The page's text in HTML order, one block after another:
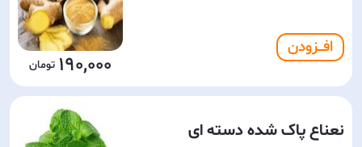
افـــزودن
190,000
نعناع پاک شده دسته ای